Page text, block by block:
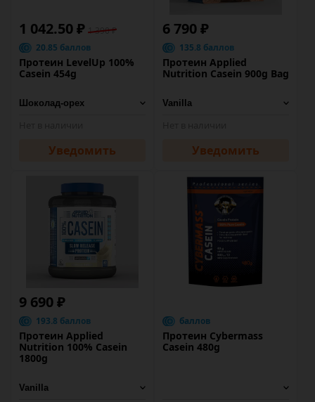
1 042.50 ₽ 1 390 ₽
20.85 баллов
Протеин LevelUp 100%
Casein 454g
Уведомить
6 790 ₽
135.8 баллов
Протеин Applied
Nutrition Casein 900g Bag
Уведомить
9 690 ₽
193.8 баллов
Протеин Applied
Nutrition 100% Casein
1800g
баллов
Протеин Cybermass
Casein 480g